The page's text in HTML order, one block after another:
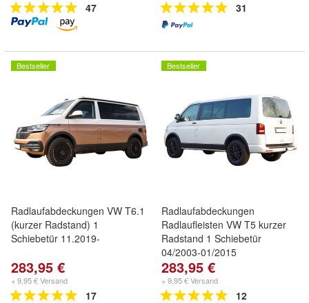
47 31
Bestseller
Radlaufabdeckungen VW T6.1
(kurzer Radstand) 1
Schiebetür 11.2019-
283,95 €
+ 9,95 € Versand
17
Bestseller
Radlaufabdeckungen
Radlaufleisten VW T5 kurzer
Radstand 1 Schiebetür
04/2003-01/2015
283,95 €
+ 9,95 € Versand
12